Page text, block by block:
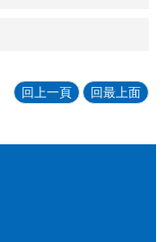
回上一頁 回最上面